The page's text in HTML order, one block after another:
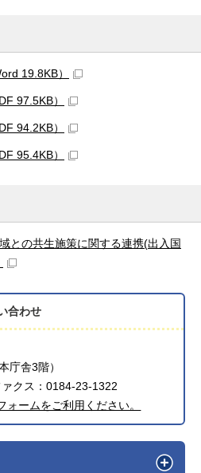
19.8KB）
97.5KB）
94.2KB）
95.4KB）
との共生施策に関する連携(出入国
合わせ
庁舎3階）
クス：0184-23-1322
ォームをご利用ください。